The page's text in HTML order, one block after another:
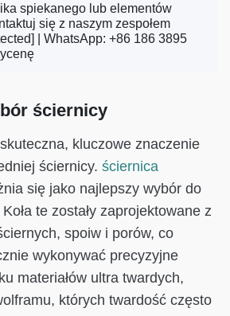
spiekanego lub elementów
się z naszym zespołem
| WhatsApp: +86 186 3895
ściernicy
kluczowe znaczenie
ściernicy. ściernica
się jako najlepszy wybór do
te zostały zaprojektowane z
spoiw i porów, co
wykonywać precyzyjne
materiałów ultra twardych,
których twardość często